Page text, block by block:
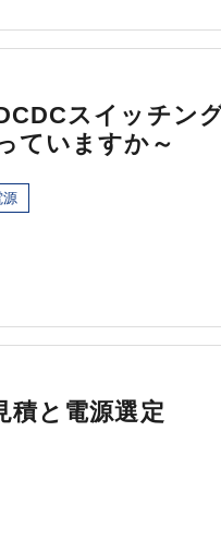
スイッチン
ていますか～
源
積と電源選定